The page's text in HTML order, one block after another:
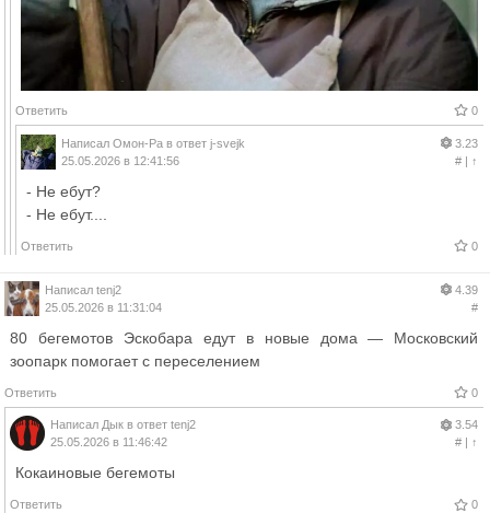
Ответить 0
Написал Омон-Ра в ответ j-svejk
25.05.2026 в 12:41:56
3.23
#| ↑
- Не ебут?
- Не ебут....
Ответить 0
Написал tenj2
25.05.2026 в 11:31:04
4.39
#
80 бегемотов Эскобара едут в новые дома — Московский
зоопарк помогает с переселением
Ответить 0
Написал Дык в ответ tenj2
25.05.2026 в 11:46:42
3.54
#| ↑
Кокаиновые бегемоты
Ответить 0